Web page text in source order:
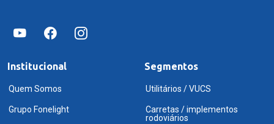
Institucional
Quem Somos
Grupo Fonelight
Segmentos
Utilitários / VUCS
Carretas / implementos
rodoviários